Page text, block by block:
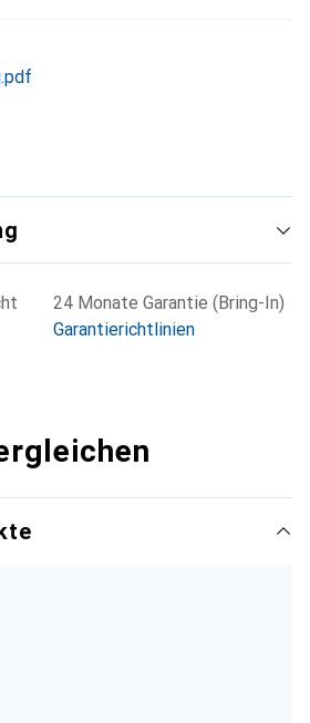
24 Monate Garantie (Bring-In)
Garantierichtlinien